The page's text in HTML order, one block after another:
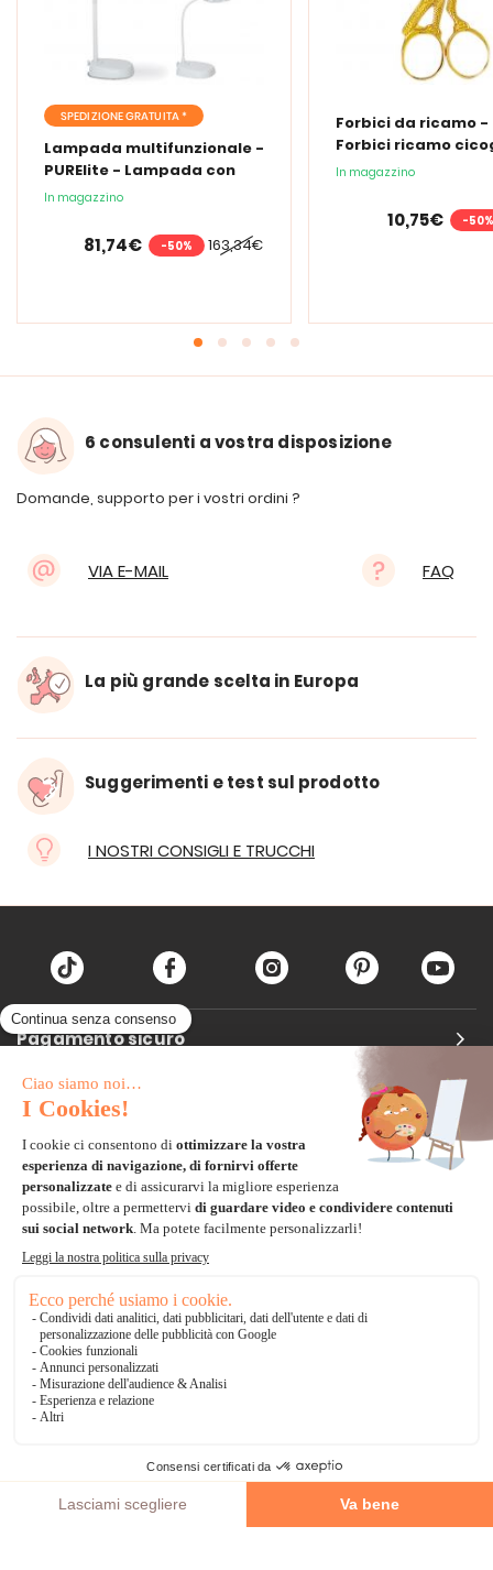
SPEDIZIONE GRATUITA *
Lampada multifunzionale -
PURElite - Lampada con
lente d'ingrandimento
In magazzino
163,34€
81,74€ -50%
Forbici da ricamo -
Forbici ricamo
In magazzino
10,75€ -50%
6 consulenti a vostra disposizione
Domande, supporto per i vostri ordini ?
VIA E-MAIL FAQ
La più grande scelta in Europa
Suggerimenti e test sul prodotto
I NOSTRI CONSIGLI E TRUCCHI
Pagamento sicuro
Carta di credito
Paypal
Bonifico Bancario
3 volte senza tasse
*Soluzioni di consegna
Delivengo Domicilio Internazionale